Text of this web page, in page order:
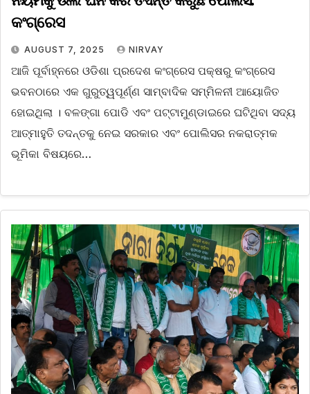
କଂଗ୍ରେସ
AUGUST 7, 2025 NIRVAY
ଆଜି ପୂର୍ବାହ୍ନରେ ଓଡିଶା ପ୍ରଦେଶ କଂଗ୍ରେସ ପକ୍ଷରୁ କଂଗ୍ରେସ
ଭବନଠାରେ ଏକ ଗୁରୁତ୍ୱପୂର୍ଣ୍ଣ ସାମ୍ବାଦିକ ସମ୍ମିଳନୀ ଆୟୋଜିତ
ହୋଇଥିଲା । ବଳଙ୍ଗା ପୋଡି ଏବଂ ପଟ୍ଟାମୁଣ୍ଡାଇରେ ଘଟିଥିବା ସଦ୍ୟ
ଆତ୍ମାହୁତି ତଦନ୍ତକୁ ନେଇ ସରକାର ଏବଂ ପୋଲିସର ନକରାତ୍ମକ
ଭୂମିକା ବିଷୟରେ…